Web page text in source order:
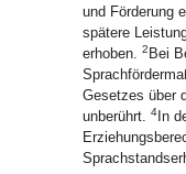
und Förderung
spätere
erhoben. 2 Bei
Gesetzes über
unberührt. 4 In